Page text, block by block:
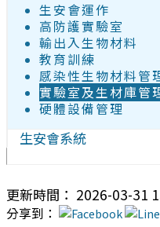
生安會運作
高防護實驗室
輸出入生物材料
教育訓練
感染性生物材料管
實驗室及生材庫管
硬體設備管理
生安會系統
更新時間： 2026-03-31
分享到：